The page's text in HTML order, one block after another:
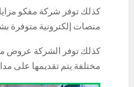
المستوى التي تتيح خدماتها
التكاليف الممكنة.
لكافة الخدمات وذلك بنسب
% من قيمة التكاليف
كذلك توفر شركة مفكو
بأعلى المعايير الممكنة.
كذلك توفر الشركة عروض
مختلفة يتم تقديمها على
الخبرات الكاملة لجميع